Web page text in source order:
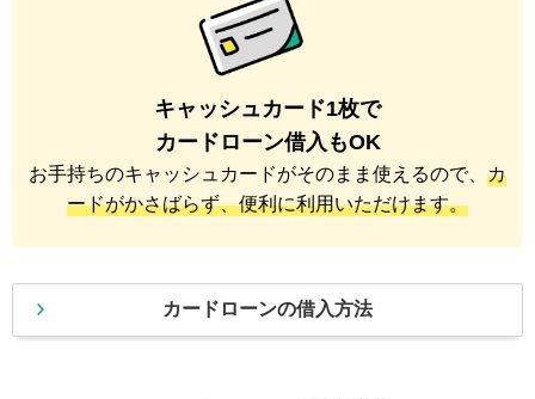
キャッシュカード1枚で
カードローン借入もOK
お手持ちのキャッシュカードがそのまま使えるので、 カ
ードがかさばらず、便利に利用いただけます。
カードローンの借入方法